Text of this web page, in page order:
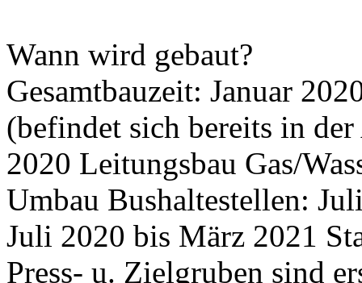
Wann wird gebaut?
Gesamtbauzeit: Januar
(befindet sich bereits in
2020 Leitungsbau Gas/
Umbau Bushaltestellen:
Juli 2020 bis März 2021
Press- u. Zielgruben sind